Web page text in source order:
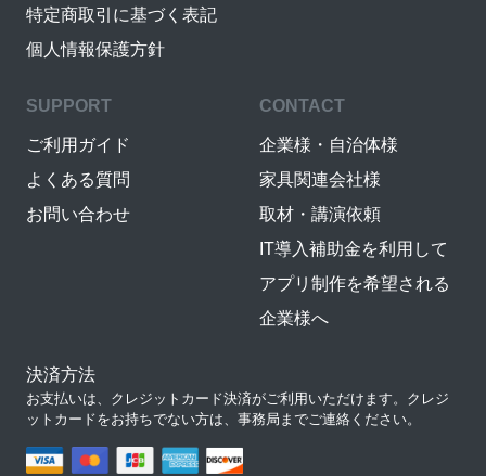
特定商取引に基づく表記
個人情報保護方針
SUPPORT
ご利用ガイド
よくある質問
お問い合わせ
CONTACT
企業様・自治体様
家具関連会社様
取材・講演依頼
IT導入補助金を利用して
アプリ制作を希望される
企業様へ
決済方法
お支払いは、クレジットカード決済がご利用いただけます。クレジ
ットカードをお持ちでない方は、事務局までご連絡ください。